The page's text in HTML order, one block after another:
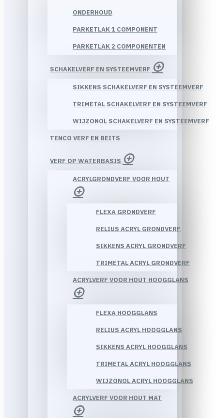
ONDERHOUD
PARKETLAK 1 COMPONENT
PARKETLAK 2 COMPONENTEN
SCHAKELVERF EN SYSTEEMVERF
SIKKENS SCHAKELVERF EN SYSTEEMVERF
TRIMETAL SCHAKELVERF EN SYSTEEMVERF
WIJZONOL SCHAKELVERF EN SYSTEEMVERF
TENCO VERF EN BEITS
VERF OP WATERBASIS
ACRYLGRONDVERF VOOR HOUT
FLEXA GRONDVERF
RELIUS ACRYL GRONDVERF
SIKKENS ACRYL GRONDVERF
TRIMETAL ACRYL GRONDVERF
ACRYLVERF VOOR HOUT HOOGGLANS
FLEXA HOOGGLANS
RELIUS ACRYL HOOGGLANS
SIKKENS ACRYL HOOGGLANS
TRIMETAL ACRYL HOOGGLANS
WIJZONOL ACRYL HOOGGLANS
ACRYLVERF VOOR HOUT MAT